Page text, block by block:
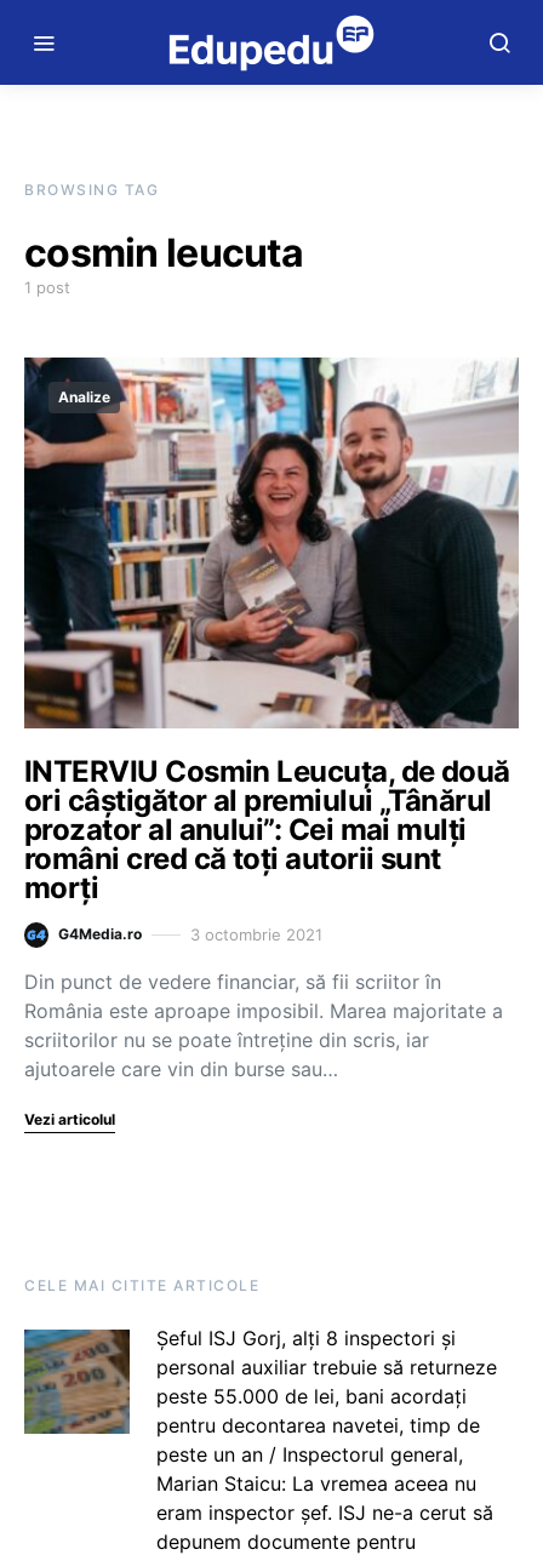
BROWSING TAG
cosmin leucuta
1 post
Analize
INTERVIU Cosmin Leucuța, de două
ori câștigător al premiului „Tânărul
prozator al anului”: Cei mai mulți
români cred că toți autorii sunt
morți
G4Media.ro 3 octombrie 2021
Din punct de vedere financiar, să fii scriitor în
România este aproape imposibil. Marea majoritate a
scriitorilor nu se poate întreține din scris, iar
ajutoarele care vin din burse sau…
Vezi articolul
CELE MAI CITITE ARTICOLE
Șeful ISJ Gorj, alți 8 inspectori și
personal auxiliar trebuie să returneze
peste 55.000 de lei, bani acordați
pentru decontarea navetei, timp de
peste un an / Inspectorul general,
Marian Staicu: La vremea aceea nu
eram inspector șef. ISJ ne-a cerut să
depunem documente pentru